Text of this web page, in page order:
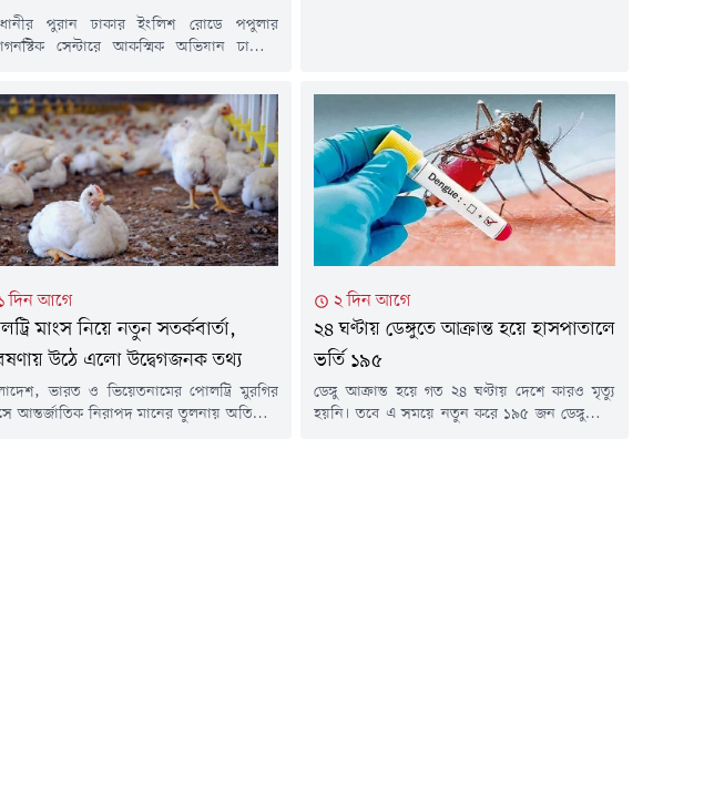
পুরান ঢাকার ইংলিশ রোডে পপুলার
সেন্টারে আকস্মিক অভিযান চালিয়ে
নরসিংদীর বেলাব উপজেলা স্বাস্থ্য
চিকিৎসক ডা. মইনুল হাসান চিশতীকে
শনাক্ত করেছেন স্বাস্থ্যমন্ত্রী সরদার মো.
হোসেন। এ ঘটনায় ওই চিকিৎসকের
বাতিল এবং সরকারি চাকরি থেকে বরখাস্তের
দিয়েছেন মন্ত্রী।বৃহস্পতিবার...
সংখ্যা এক লক্ষ ৩৩ হাজার...
দিন আগে
মাংস নিয়ে নতুন সতর্কবার্তা,
উঠে এলো উদ্বেগজনক তথ্য
ভারত ও ভিয়েতনামের পোলট্রি মুরগির
আন্তর্জাতিক নিরাপদ মানের তুলনায় অতিরিক্ত
২ দিন আগে
২৪ ঘণ্টায় ডেঙ্গুতে আক্রান্ত হয়ে হাসপাতালে
ভর্তি ১৯৫
ডেঙ্গু আক্রান্ত হয়ে গত ২৪ ঘণ্টায় দেশে কারও মৃত্যু
হয়নি। তবে এ সময়ে নতুন করে ১৯৫ জন ডেঙ্গুরোগী